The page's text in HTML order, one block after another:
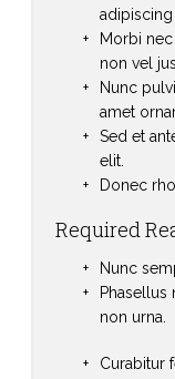
adipiscing
Morbi
non vel
Nunc
amet
Sed et
elit.
Donec
Required
Nunc
Phasellus
non urna.
Curabitur